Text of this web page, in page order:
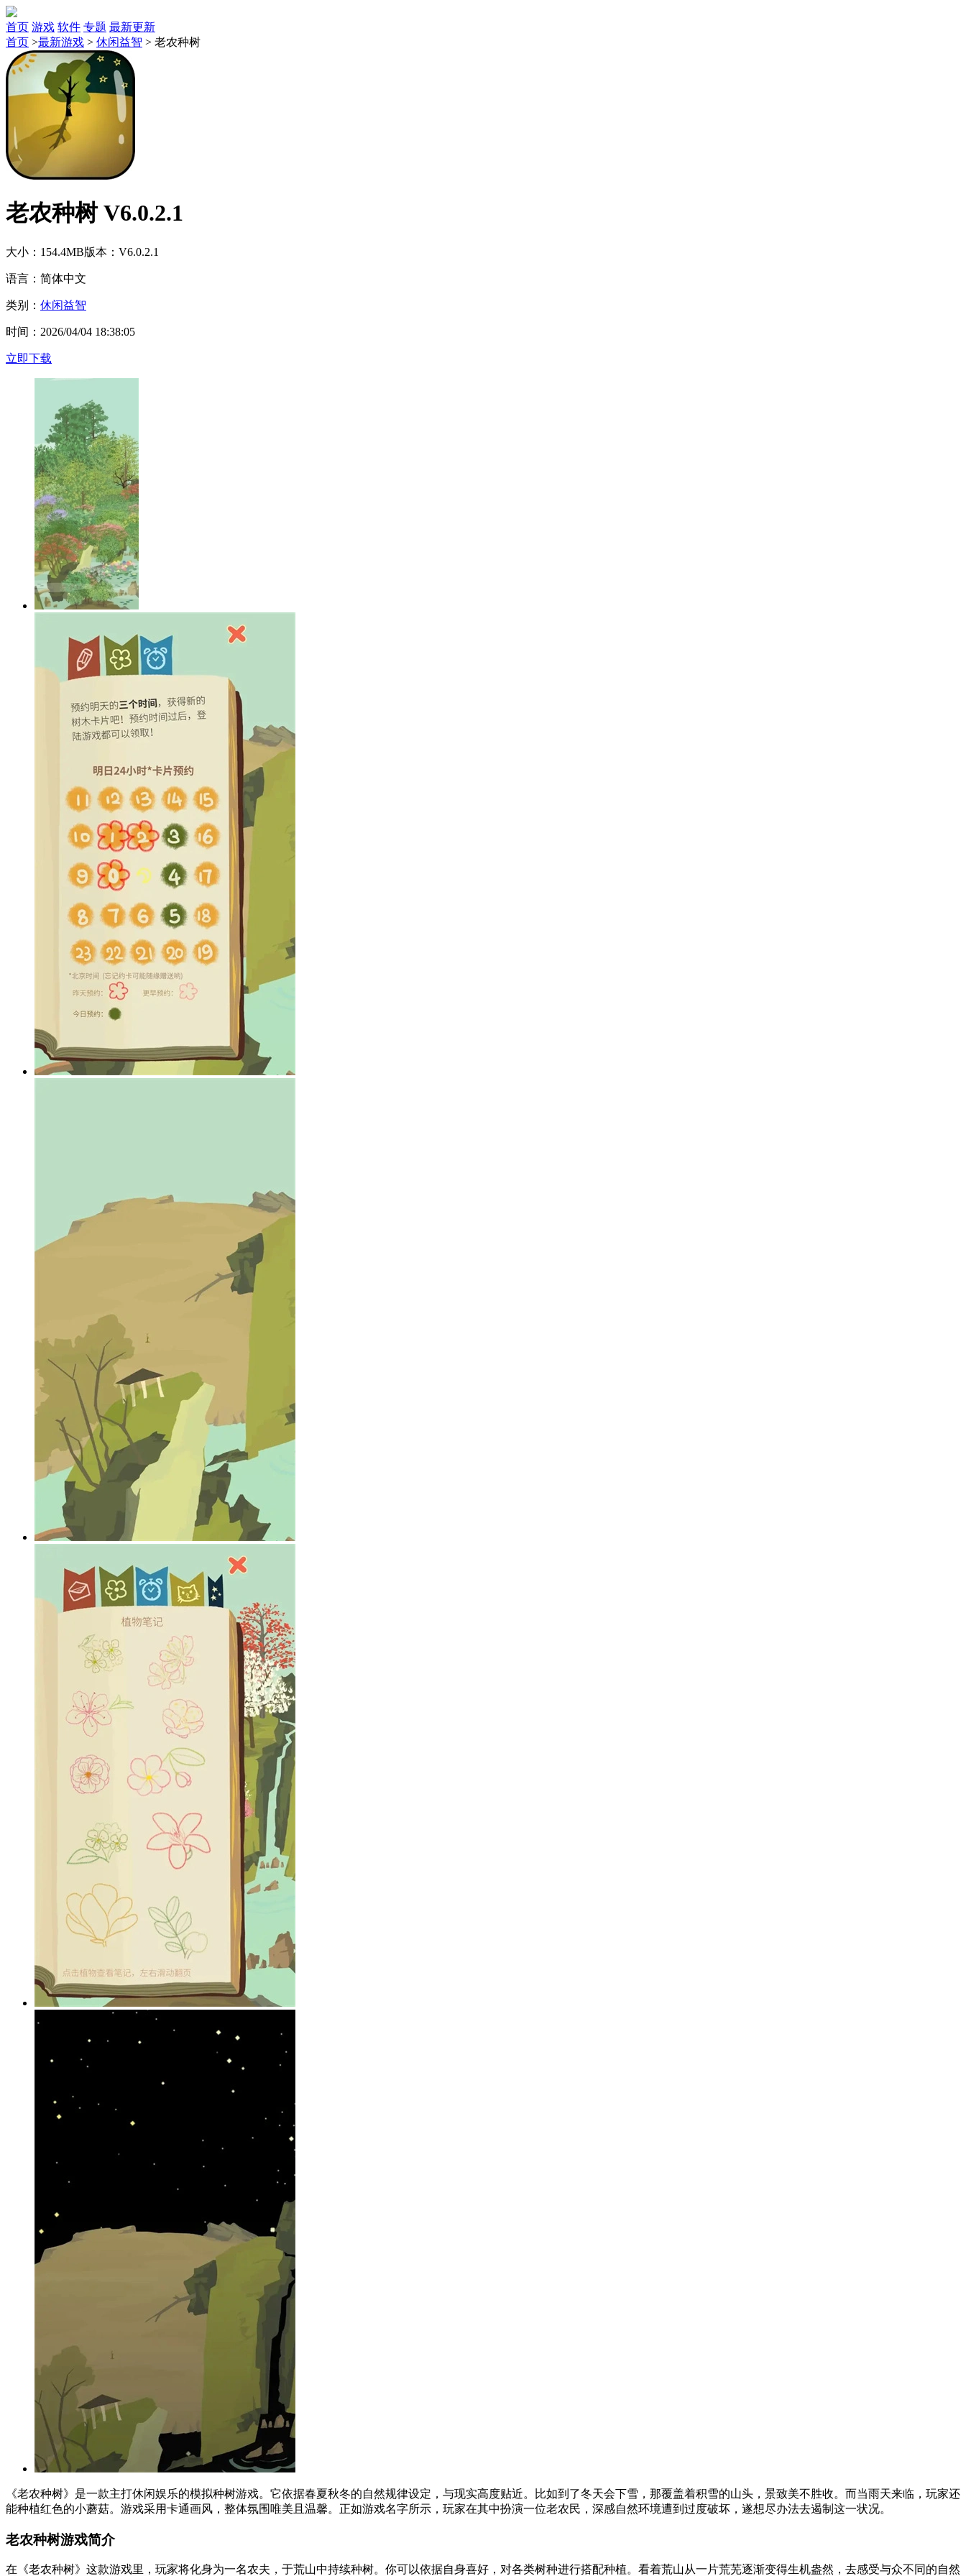
首页 游戏 软件 专题 最新更新
首页 >最新游戏 > 休闲益智 > 老农种树
老农种树 V6.0.2.1
大小：154.4MB版本：V6.0.2.1
语言：简体中文
类别： 休闲益智
时间：2026/04/04 18:38:05
立即下载
《老农种树》是一款主打休闲娱乐的模拟种树游戏。它依据春夏秋冬的自然规律设定，与现实高度贴近。比如到了冬天会下雪，那覆盖着积雪的山头，景致美不胜收。而当雨天来临，玩家还
能种植红色的小蘑菇。游戏采用卡通画风，整体氛围唯美且温馨。正如游戏名字所示，玩家在其中扮演一位老农民，深感自然环境遭到过度破坏，遂想尽办法去遏制这一状况。
老农种树游戏简介
在《老农种树》这款游戏里，玩家将化身为一名农夫，于荒山中持续种树。你可以依据自身喜好，对各类树种进行搭配种植。看着荒山从一片荒芜逐渐变得生机盎然，去感受与众不同的自然